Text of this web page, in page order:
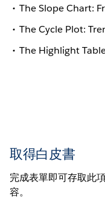
The Slope Chart:
The Cycle Plot:
The Highlight
取得白皮書
完成表單即可存取此
容。